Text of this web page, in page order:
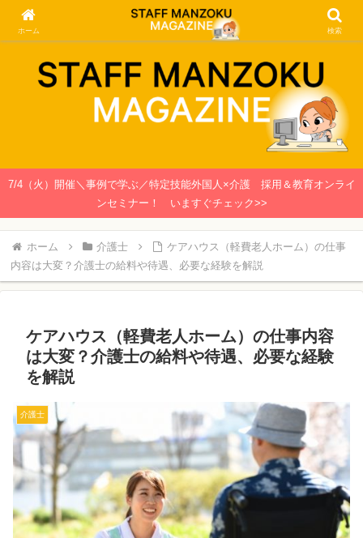
関西で働く介護士・看護師のための情報メディア
7/4（火）開催＼事例で学ぶ／特定技能外国人×介護 採用＆教育オンライ
ンセミナー！ いますぐチェック>>
ホーム 介護士
ケアハウス（軽費老人ホーム）の仕事
内容は大変？介護士の給料や待遇、必要な経験を解説
ケアハウス（軽費老人ホーム）の仕事内容
は大変？介護士の給料や待遇、必要な経験
を解説
介護士
ホーム 検索